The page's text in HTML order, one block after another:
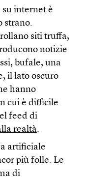
internet è
strano.
siti truffa,
notizie
bufale, una
il lato oscuro
hanno
cui è difficile
feed di
realtà.
artificiale
più folle. Le
di